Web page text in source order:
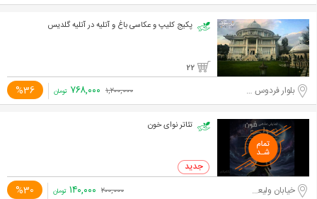
پکیج کلیپ و عکاسی باغ و آتلیه در آتلیه گلدیس
22
بلوار فردوس شرق %36 ۱,۲۰۰,۰۰۰ ۷۶۸,۰۰۰ تومان
تئاتر نوای خون
خیابان ولیعصر جنوبی %30 ۲۰۰,۰۰۰ ۱۴۰,۰۰۰ تومان